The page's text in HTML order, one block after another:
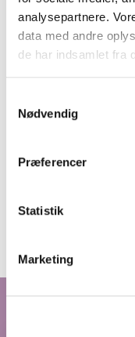
analysepartnere.
data med andre
de har indsamlet fra
Nødvendig
Præferencer
Statistik
Marketing
19.5.26